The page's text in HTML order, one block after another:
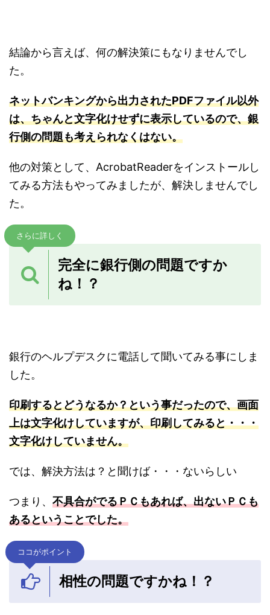
結論から言えば、何の解決策にもなりませんでし
た。
ネットバンキングから出力されたPDFファイル以外
は、ちゃんと文字化けせずに表示しているので、銀
行側の問題も考えられなくはない。
他の対策として、AcrobatReaderをインストールし
てみる方法もやってみましたが、解決しませんでし
た。
さらに詳しく
完全に銀行側の問題ですか
ね！？
銀行のヘルプデスクに電話して聞いてみる事にしま
した。
印刷するとどうなるか？という事だったので、画面
上は文字化けしていますが、印刷してみると・・・
文字化けしていません。
では、解決方法は？と聞けば・・・ないらしい
つまり、 不具合がでるＰＣもあれば、出ないＰＣも
あるということでした。
ココがポイント
相性の問題ですかね！？